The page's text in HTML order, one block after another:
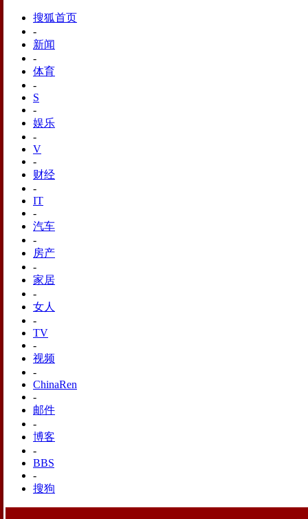
搜狐首页
-
新闻
-
体育
-
S
-
娱乐
-
V
-
财经
-
IT
-
汽车
-
房产
-
家居
-
女人
-
TV
-
视频
-
ChinaRen
-
邮件
-
博客
-
BBS
-
搜狗